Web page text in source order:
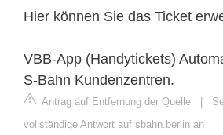
Hier können Sie das Ticket
VBB-App (Handytickets)
S-Bahn Kundenzentren.
Antrag auf Entfernung der Quelle |
vollständige Antwort auf sbahn.berlin an